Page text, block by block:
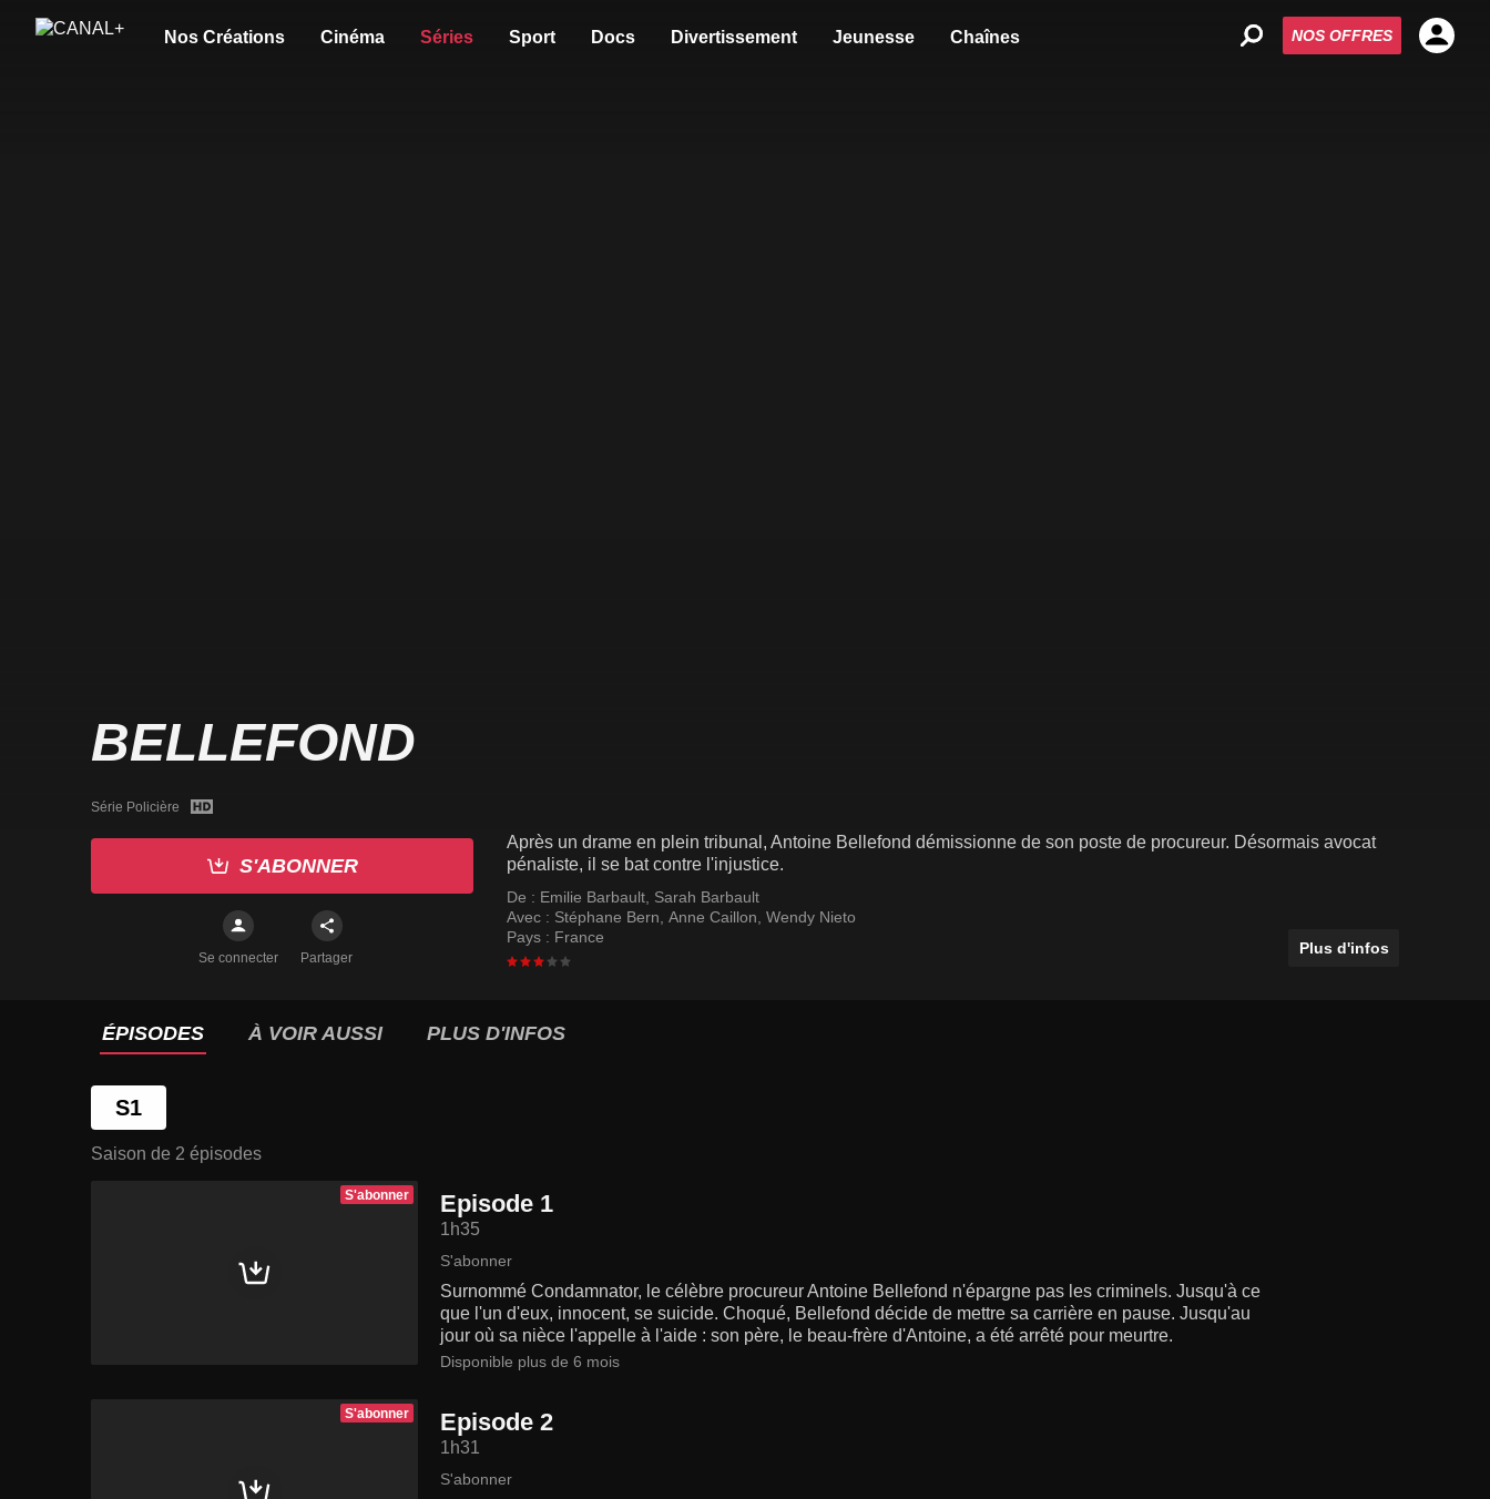
Nos Créations Cinéma Séries Sport Docs Divertissement Jeunesse Chaînes NOS OFFRES
BELLEFOND
Série Policière
S'ABONNER
Se connecter Partager
Après un drame en plein tribunal, Antoine Bellefond démissionne de son poste de procureur. Désormais avocat
pénaliste, il se bat contre l'injustice.
De : Emilie Barbault Sarah Barbault
Avec : Stéphane Bern Anne Caillon Wendy Nieto
Pays : France
Plus d'infos
ÉPISODES À VOIR AUSSI PLUS D'INFOS
S1
Saison de 2 épisodes
S'abonner Episode 1
1h35
S'abonner
Surnommé Condamnator, le célèbre procureur Antoine Bellefond n'épargne pas les criminels. Jusqu'à ce
que l'un d'eux, innocent, se suicide. Choqué, Bellefond décide de mettre sa carrière en pause. Jusqu'au
jour où sa nièce l'appelle à l'aide : son père, le beau-frère d'Antoine, a été arrêté pour meurtre.
Disponible plus de 6 mois
S'abonner Episode 2
1h31
S'abonner